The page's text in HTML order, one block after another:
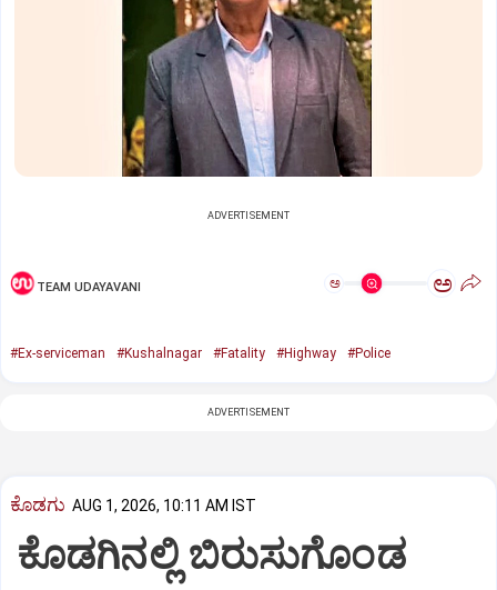
ADVERTISEMENT
TEAM UDAYAVANI ಅ ಅ
#Ex-serviceman #Kushalnagar #Fatality #Highway #Police
ADVERTISEMENT
ಕೊಡಗು AUG 1, 2026, 10:11 AM IST
ಕೊಡಗಿನಲ್ಲಿ ಬಿರುಸುಗೊಂಡ